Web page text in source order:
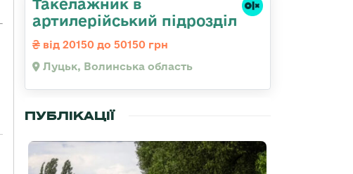
Такелажник в
артилерійський підрозділ
від 20150 до 50150 грн
Луцьк, Волинська область
ПУБЛІКАЦІЇ